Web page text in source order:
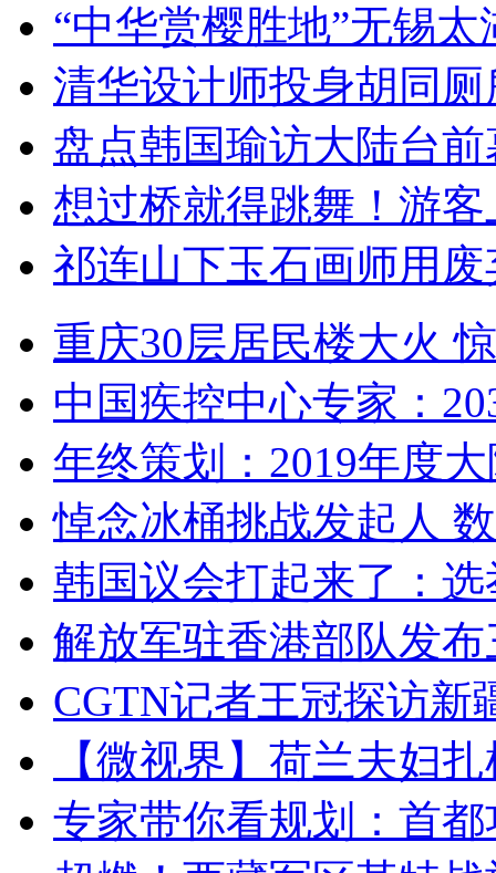
“中华赏樱胜地”无锡
清华设计师投身胡同
盘点韩国瑜访大陆台
想过桥就得跳舞！游客
祁连山下玉石画师用
重庆30层居民楼大火
中国疾控中心专家：
年终策划：2019年度
悼念冰桶挑战发起人
韩国议会打起来了：
解放军驻香港部队发
CGTN记者王冠探访新
【微视界】荷兰夫妇
专家带你看规划：首